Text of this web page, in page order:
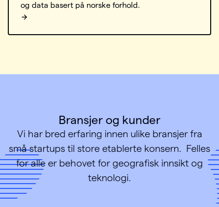
og data basert på norske forhold.
Bransjer og kunder
Vi har bred erfaring innen ulike bransjer fra
små startups til store etablerte konsern. Felles
for alle er behovet for geografisk innsikt og
teknologi.